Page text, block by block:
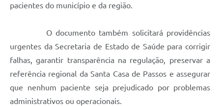
pacientes do município e da região.
O documento também solicitará providências
urgentes da Secretaria de Estado de Saúde para corrigir
falhas, garantir transparência na regulação, preservar a
referência regional da Santa Casa de Passos e assegurar
que nenhum paciente seja prejudicado por problemas
administrativos ou operacionais.